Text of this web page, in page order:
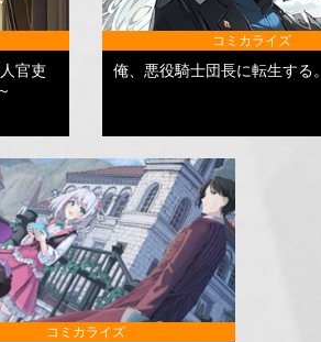
官吏
コミカライズ
俺、悪役騎士団長に転生する。
コミカライズ